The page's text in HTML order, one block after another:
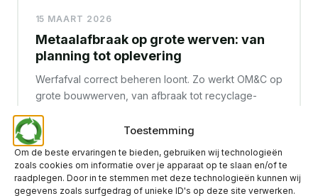
Toestemming
Om de beste ervaringen te bieden, gebruiken wij technologieën
zoals cookies om informatie over je apparaat op te slaan en/of te
raadplegen. Door in te stemmen met deze technologieën kunnen wij
gegevens zoals surfgedrag of unieke ID's op deze site verwerken.
15 MAART 2026
Metaalafbraak op grote werven: van
planning tot oplevering
Werfafval correct beheren loont. Zo werkt OM&C op
grote bouwwerven, van afbraak tot recyclage-
Lees meer →